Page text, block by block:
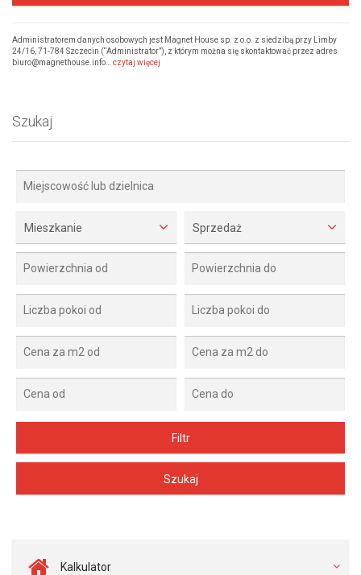
Administratorem danych osobowych jest Magnet House sp. z o.o. z siedzibą przy Limby
24/16, 71-784 Szczecin (“Administrator”), z którym można się skontaktować przez adres
biuro@magnethouse.info… czytaj więcej
Szukaj
Mieszkanie Sprzedaż
Kalkulator